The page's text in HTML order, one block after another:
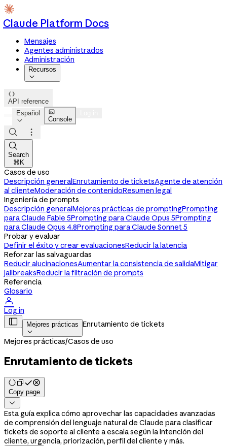
Claude Platform Docs
Mensajes
Agentes administrados
Administración
Recursos


API reference
Español


Console



Search
⌘K
Casos de uso
Descripción generalEnrutamiento de ticketsAgente de atención
al clienteModeración de contenidoResumen legal
Ingeniería de prompts
Descripción generalMejores prácticas de promptingPrompting
para Claude Fable 5Prompting para Claude Opus 5Prompting
para Claude Opus 4.8Prompting para Claude Sonnet 5
Probar y evaluar
Definir el éxito y crear evaluacionesReducir la latencia
Reforzar las salvaguardas
Reducir alucinacionesAumentar la consistencia de salidaMitigar
jailbreaksReducir la filtración de prompts
Referencia
Glosario

Log in
 Mejores prácticas

Enrutamiento de tickets
Mejores prácticas/Casos de uso
Enrutamiento de tickets
Copy page

Esta guía explica cómo aprovechar las capacidades avanzadas
de comprensión del lenguaje natural de Claude para clasificar
tickets de soporte al cliente a escala según la intención del
cliente, urgencia, priorización, perfil del cliente y más.